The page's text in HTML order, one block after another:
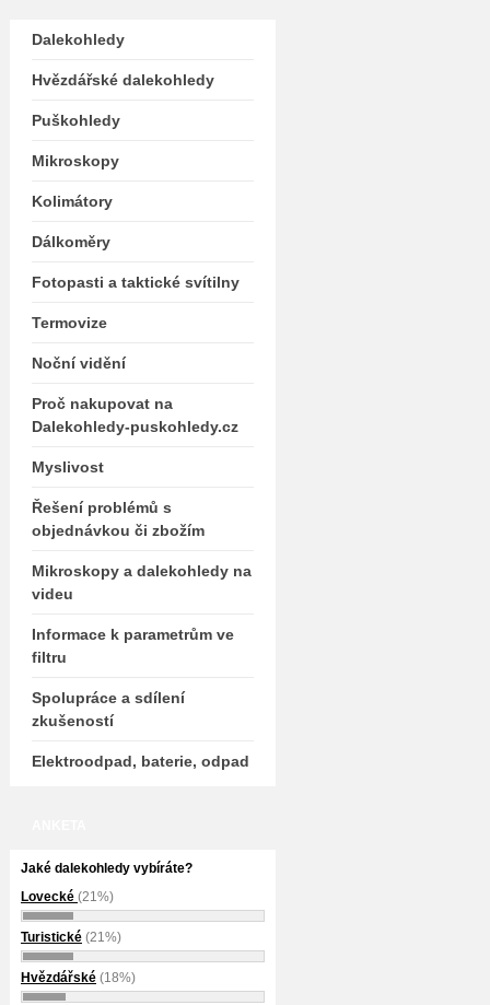
Dalekohledy
Hvězdářské dalekohledy
Puškohledy
Mikroskopy
Kolimátory
Dálkoměry
Fotopasti a taktické svítilny
Termovize
Noční vidění
Proč nakupovat na
Dalekohledy-puskohledy.cz
Myslivost
Řešení problémů s
objednávkou či zbožím
Mikroskopy a dalekohledy na
videu
Informace k parametrům ve
filtru
Spolupráce a sdílení
zkušeností
Elektroodpad, baterie, odpad
Jaké dalekohledy vybíráte?
Lovecké (21%)
Turistické (21%)
Hvězdářské (18%)